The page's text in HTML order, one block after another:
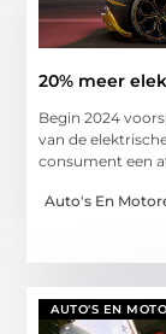
20% meer
Begin 2024
van de
consument een
Auto's En
AUTO'S EN